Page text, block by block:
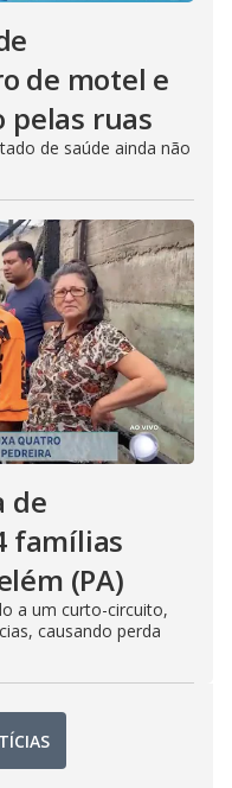
de motel e
pelas ruas
de saúde ainda não
de
famílias
(PA)
a um curto-circuito,
causando perda